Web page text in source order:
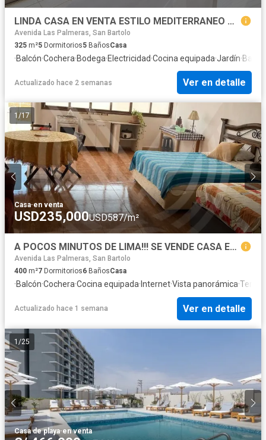
LINDA CASA EN VENTA ESTILO MEDITERRANEO CON UBICACION PRIVILEGIADA PUNTA HERMOSA
Avenida Las Palmeras, San Bartolo
325 m²5 Dormitorios5 BañosCasa
·Balcón·Cochera·Bodega·Electricidad·Cocina equipada·Jardín·
Actualizado hace 2 semanas Ver en detalle
1 /17
Casa·en venta
USD235,000USD587/m²
A POCOS MINUTOS DE LIMA!!! SE VENDE CASA EN PUNTA NEGRA CON 4 DEPARTAMENTOS
Avenida Las Palmeras, San Bartolo
400 m²7 Dormitorios6 BañosCasa
·Balcón·Cochera·Cocina equipada· Internet·Vista panorámica·
Actualizado hace 1 semana Ver en detalle
1 /25
Casa de playa·en venta